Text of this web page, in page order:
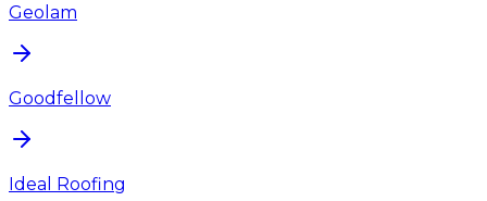
Geolam
Goodfellow
Ideal Roofing